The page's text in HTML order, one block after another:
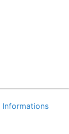
Informations